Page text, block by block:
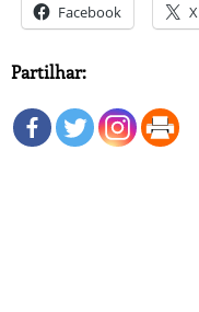
Facebook X
Partilhar: